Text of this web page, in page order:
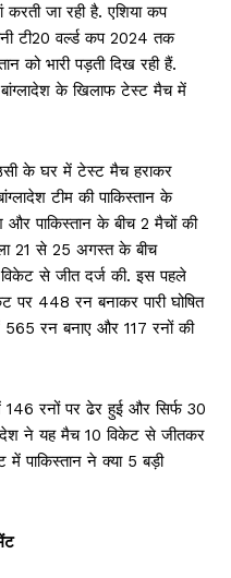
करती जा रही है. एशिया कप
टी20 वर्ल्ड कप 2024 तक
को भारी पड़ती दिख रही हैं.
के खिलाफ टेस्ट मैच में
के घर में टेस्ट मैच हराकर
टीम की पाकिस्तान के
पाकिस्तान के बीच 2 मैचों की
21 से 25 अगस्त के बीच
से जीत दर्ज की. इस पहले
पर 448 रन बनाकर पारी घोषित
565 रन बनाए और 117 रनों की
146 रनों पर ढेर हुई और सिर्फ 30
ने यह मैच 10 विकेट से जीतकर
पाकिस्तान ने क्या 5 बड़ी